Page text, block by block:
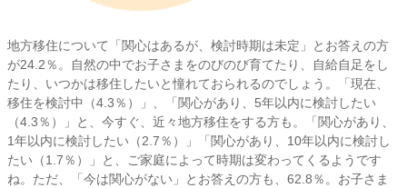
地方移住について「関心はあるが、検討時期は未定」とお答えの方
が24.2％。自然の中でお子さまをのびのび育てたり、自給自足をし
たり、いつかは移住したいと憧れておられるのでしょう。「現在、
移住を検討中（4.3％）」、「関心があり、5年以内に検討したい
（4.3％）」と、今すぐ、近々地方移住をする方も。「関心があり、
1年以内に検討したい（2.7％）」「関心があり、10年以内に検討し
たい（1.7％）」と、ご家庭によって時期は変わってくるようです
ね。ただ、「今は関心がない」とお答えの方も、62.8％。お子さま